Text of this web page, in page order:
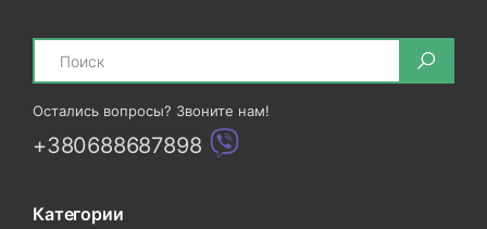
Search
Остались вопросы? Звоните нам!
+380688687898
Категории